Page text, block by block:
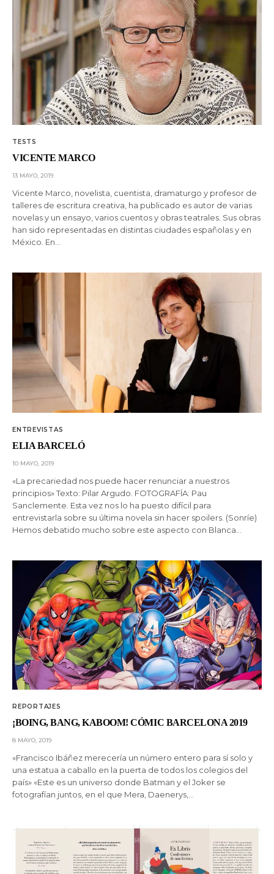
TESTS
VICENTE MARCO
13 MAYO, 2019
Vicente Marco, novelista, cuentista, dramaturgo y profesor de
talleres de escritura creativa, ha publicado es autor de varias
novelas y un ensayo, varios cuentos y obras teatrales. Sus obras
han sido representadas en distintas ciudades españolas y en
México. En…
ENTREVISTAS
ELIA BARCELÓ
10 MAYO, 2019
«La precariedad nos puede hacer renunciar a nuestros
principios» Texto: Pilar Argudo. FOTOGRAFÍA: Pau
Sanclemente. Esta vez nos lo ha puesto difícil para
entrevistarla sobre su última novela sin hacer spoilers. (Sonríe)
Hemos debatido mucho sobre este aspecto con Blanca…
REPORTAJES
¡BOING, BANG, KABOOM! CÓMIC BARCELONA 2019
8 MAYO, 2019
«Francisco Ibáñez merecería un número entero para sí solo y
una estatua a caballo en la puerta de todos los colegios del
país» «Este es un universo donde Batman y el Joker se
fotografían juntos, en el que Mera, Daenerys,…